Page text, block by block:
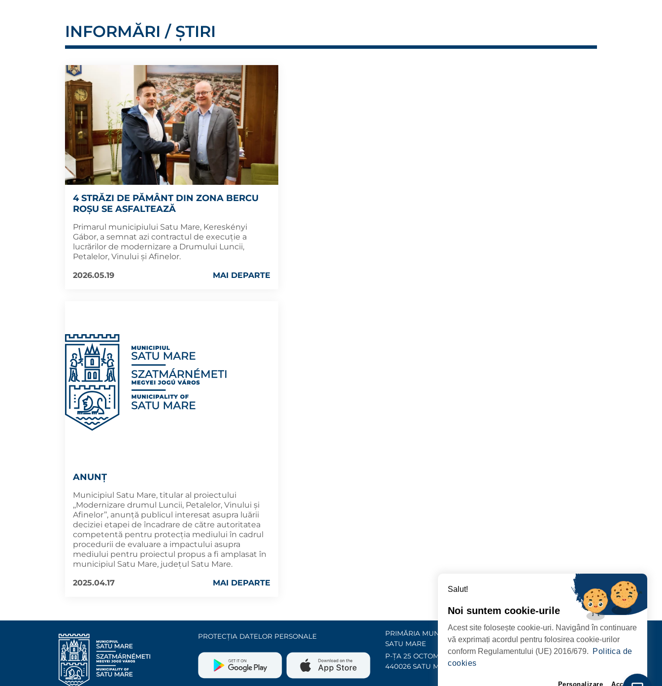
INFORMĂRI / ȘTIRI
4 STRĂZI DE PĂMÂNT DIN ZONA BERCU
ROȘU SE ASFALTEAZĂ
Primarul municipiului Satu Mare, Kereskényi
Gábor, a semnat azi contractul de execuție a
lucrărilor de modernizare a Drumului Luncii,
Petalelor, Vinului și Afinelor.
2026.05.19
MAI DEPARTE
ANUNȚ
Municipiul Satu Mare, titular al proiectului
,,Modernizare drumul Luncii, Petalelor, Vinului și
Afinelor’’, anunță publicul interesat asupra luării
deciziei etapei de încadrare de către autoritatea
competentă pentru protecția mediului în cadrul
procedurii de evaluare a impactului asupra
mediului pentru proiectul propus a fi amplasat în
municipiul Satu Mare, județul Satu Mare.
2025.04.17
MAI DEPARTE
PROTECȚIA DATELOR PERSONALE
PRIMĂRIA MUNICIPIULUI
SATU MARE
P-ȚA 25 OCTOMBRIE, NR. 1 CORP M,
440026 SATU MARE
Contact
URMĂRIȚI-NE
Salut!
Noi suntem cookie-urile
Acest site folosește cookie-uri. Navigând în continuare
vă exprimați acordul pentru folosirea cookie-urilor
conform Regulamentului (UE) 2016/679.
Politica de
cookies
Personalizare Accept